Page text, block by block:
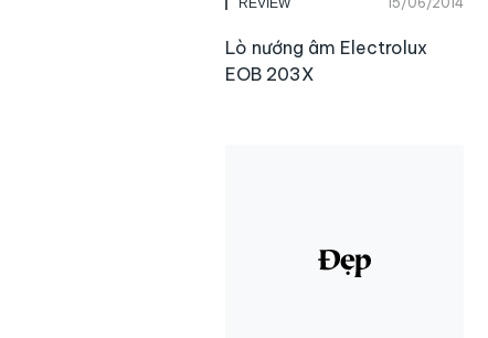
Lò nướng âm Electrolux
EOB 203X